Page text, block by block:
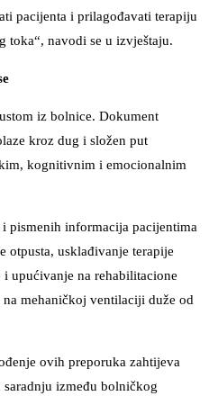
pacijenta i prilagođavati terapiju
toka“, navodi se u izvještaju.
iz bolnice. Dokument
kroz dug i složen put
kognitivnim i emocionalnim
pismenih informacija pacijentima
otpusta, usklađivanje terapije
upućivanje na rehabilitacione
mehaničkoj ventilaciji duže od
ovih preporuka zahtijeva
između bolničkog